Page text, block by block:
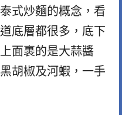
式炒麵的概念，看
底層都很多，底下
面裹的是大蒜醬
胡椒及河蝦，一手